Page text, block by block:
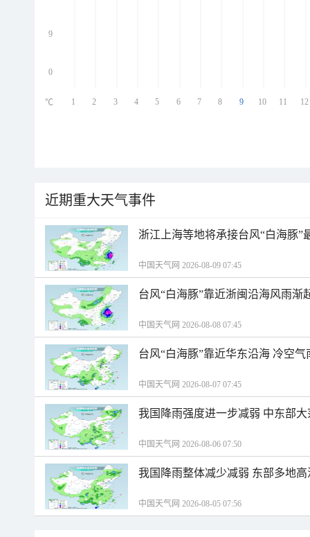
9
0
1 2 3 4 5 6 7 8 9 10 11 12
℃
近期重大天气事件
浙江上海等地将承接台风“白海豚”
中国天气网 2026-08-09 07:45
台风“白海豚”靠近浙闽沿海风雨渐
中国天气网 2026-08-08 07:45
台风“白海豚”靠近华东沿海 冷空
中国天气网 2026-08-07 07:45
我国降雨强度进一步减弱 中东部
中国天气网 2026-08-06 07:50
我国降雨整体减少减弱 东部多地
中国天气网 2026-08-05 07:56